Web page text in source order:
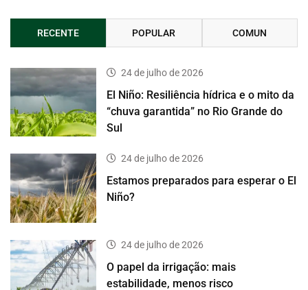
RECENTE POPULAR COMUN
24 de julho de 2026
El Niño: Resiliência hídrica e o mito da
“chuva garantida” no Rio Grande do
Sul
24 de julho de 2026
Estamos preparados para esperar o El
Niño?
24 de julho de 2026
O papel da irrigação: mais
estabilidade, menos risco